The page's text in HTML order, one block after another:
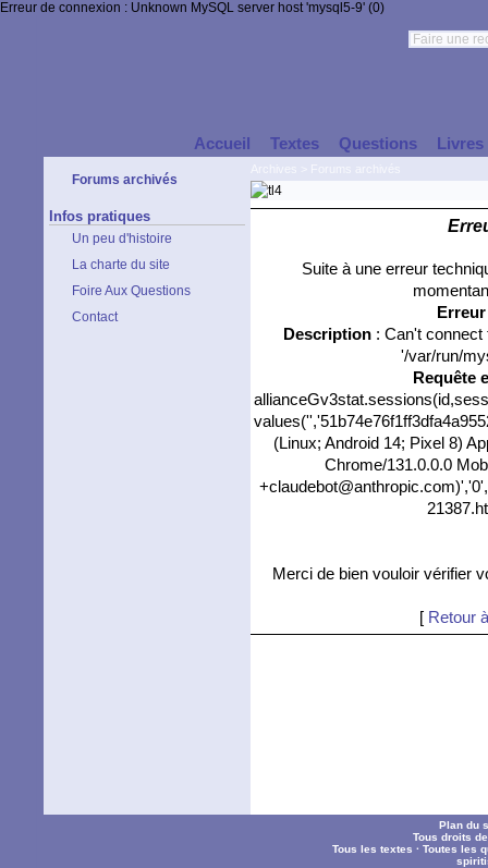
Erreur de connexion : Unknown MySQL server host 'mysql5-9' (0)
Accueil Textes Questions Livres
Forums archivés
Infos pratiques
Un peu d'histoire
La charte du site
Foire Aux Questions
Contact
Suite à une erreur
Description: Can't connect
'/var/run/
Requête
(Linux; Android 14; Pixel 8)
Chrome/131.0.0.0
Merci de bien vouloir vérifier
[ Retour
Plan du
Tous droits
Tous les textes ·Toutes les